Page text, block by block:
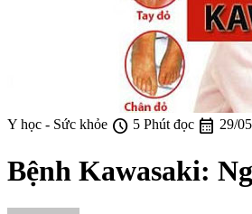
Y học - Sức khỏe schedule 5 Phút đọc calendar_month 29/
Bệnh Kawasaki: